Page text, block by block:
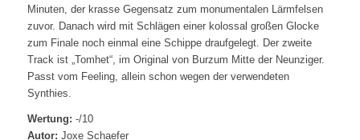
Minuten, der krasse Gegensatz zum monumentalen Lärmfelsen
zuvor. Danach wird mit Schlägen einer kolossal großen Glocke
zum Finale noch einmal eine Schippe draufgelegt. Der zweite
Track ist „Tomhet“, im Original von Burzum Mitte der Neunziger.
Passt vom Feeling, allein schon wegen der verwendeten
Synthies.
Wertung: -/10
Autor: Joxe Schaefer